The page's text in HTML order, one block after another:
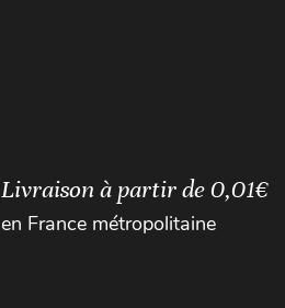
Livraison à partir de 0,01€
en France métropolitaine